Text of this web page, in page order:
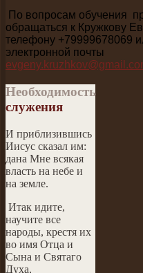
По вопросам обучения
обращаться к Кружкову
телефону +79999678069
электронной почты
Необходимость
служения
И приблизившись
Иисус сказал им:
дана Мне всякая
власть на небе и
на земле.
Итак идите,
научите все
народы, крестя их
во имя Отца и
Сына и Святаго
Духа,